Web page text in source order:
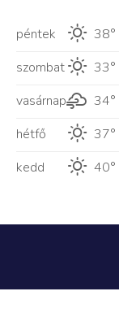
péntek 38°
szombat
33°
vasárnap
34°
hétfő
37°
kedd
40°